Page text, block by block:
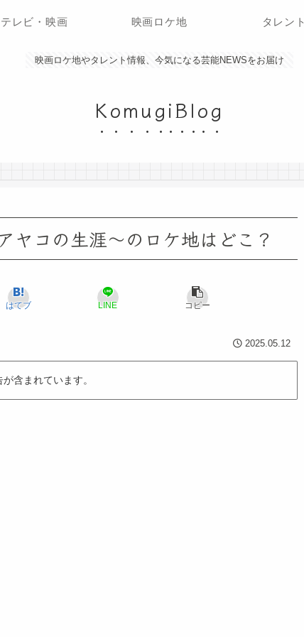
映画ロケ地やタレント情報、今気になる芸能NEWSをお届け
KomugiBlog
テレビ・映画 映画ロケ地 タレント
ヤコの生涯〜のロケ地はどこ？
はてブ LINE コピー
2025.05.12
含まれています。